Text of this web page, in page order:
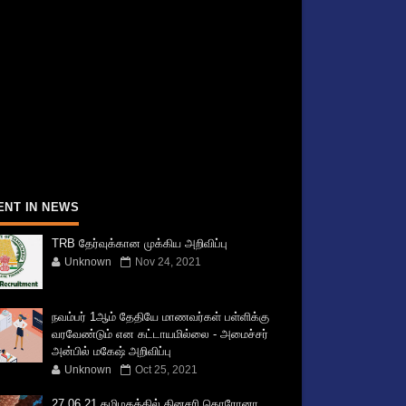
IN NEWS
TRB தேர்வுக்கான முக்கிய அறிவிப்பு
Unknown Nov 24, 2021
நவம்பர் 1ஆம் தேதியே மாணவர்கள் பள்ளிக்கு
வரவேண்டும் என கட்டாயமில்லை - அமைச்சர்
அன்பில் மகேஷ் அறிவிப்பு
Unknown Oct 25, 2021